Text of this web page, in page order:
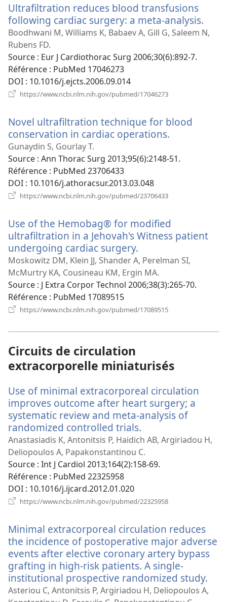
fenêtre)
Ultrafiltration reduces blood transfusions
following cardiac surgery: a meta-analysis.
une
Boodhwani M, Williams K, Babaev A, Gill G, Saleem N,
Rubens FD.
Source ‎: Eur J Cardiothorac Surg 2006;30(6):892-7.
Référence ‎: PubMed 17046273
DOI ‎: 10.1016/j.ejcts.2006.09.014
https://www.ncbi.nlm.nih.gov/pubmed/17046273
fenêtre)
Novel ultrafiltration technique for blood
conservation in cardiac operations.
nouvelle
Gunaydin S, Gourlay T.
Source ‎: Ann Thorac Surg 2013;95(6):2148-51.
Référence ‎: PubMed 23706433
DOI ‎: 10.1016/j.athoracsur.2013.03.048
https://www.ncbi.nlm.nih.gov/pubmed/23706433
fenêtre)
Use of the Hemobag® for modified
ultrafiltration in a Jehovah's Witness patient
undergoing cardiac surgery.
une
nouvelle
fenêtre)
Moskowitz DM, Klein JJ, Shander A, Perelman SI,
McMurtry KA, Cousineau KM, Ergin MA.
Source ‎: J Extra Corpor Technol 2006;38(3):265-70.
Référence ‎: PubMed 17089515
https://www.ncbi.nlm.nih.gov/pubmed/17089515
Circuits de circulation
extracorporelle miniaturisés
Use of minimal extracorporeal circulation
improves outcome after heart surgery; a
systematic review and meta-analysis of
randomized controlled trials.
une
nouvelle
fenêtre)
Anastasiadis K, Antonitsis P, Haidich AB, Argiriadou H,
Deliopoulos A, Papakonstantinou C.
Source ‎: Int J Cardiol 2013;164(2):158-69.
Référence ‎: PubMed 22325958
DOI ‎: 10.1016/j.ijcard.2012.01.020
https://www.ncbi.nlm.nih.gov/pubmed/22325958
fenêtre)
Minimal extracorporeal circulation reduces
the incidence of postoperative major adverse
events after elective coronary artery bypass
grafting in high-risk patients. A single-
institutional prospective randomized study.
une
Asteriou C, Antonitsis P, Argiriadou H, Deliopoulos A,